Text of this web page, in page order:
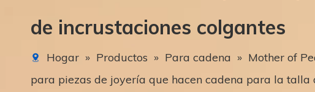
de incrustaciones colgantes
Hogar » Productos » Para cadena » Mother of
para piezas de joyería que hacen cadena para la